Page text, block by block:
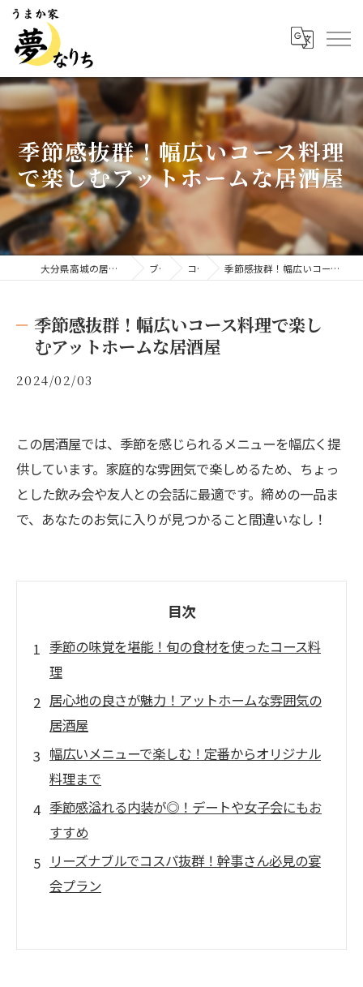
季節感抜群！幅広いコース料理
で楽しむアットホームな居酒屋
大分県高城の居酒屋ならうまか家 夢なりち ブログ コラム 季節感抜群！幅広いコース料理で楽しむアットホームな居酒屋
季節感抜群！幅広いコース料理で楽し
むアットホームな居酒屋
2024/02/03
この居酒屋では、季節を感じられるメニューを幅広く提
供しています。家庭的な雰囲気で楽しめるため、ちょっ
とした飲み会や友人との会話に最適です。締めの一品ま
で、あなたのお気に入りが見つかること間違いなし！
目次
季節の味覚を堪能！旬の食材を使ったコース料
理
居心地の良さが魅力！アットホームな雰囲気の
居酒屋
幅広いメニューで楽しむ！定番からオリジナル
料理まで
季節感溢れる内装が◎！デートや女子会にもお
すすめ
リーズナブルでコスパ抜群！幹事さん必見の宴
会プラン